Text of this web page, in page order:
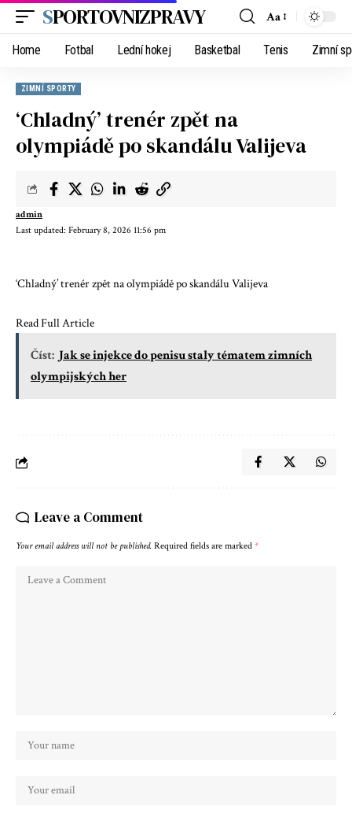
SPORTOVNIZPRAVY Aa
Home Fotbal Lední hokej Basketbal Tenis Zimní
ZIMNÍ SPORTY
‘Chladný’ trenér zpět na
olympiádě po skandálu Valijeva
Last updated: February 8, 2026 11:56 pm
admin
‘Chladný’ trenér zpět na olympiádě po skandálu Valijeva
Read Full Article
Číst: Jak se injekce do penisu staly tématem zimních
olympijských her
Leave a Comment
Your email address will not be published. Required fields are marked *